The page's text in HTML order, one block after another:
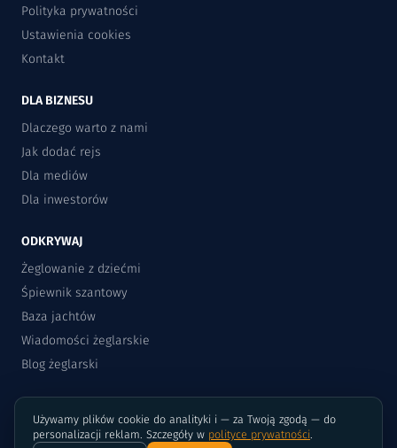
Używamy plików cookie do analityki i — za Twoją zgodą — do
personalizacji reklam. Szczegóły w polityce prywatności.
Polityka prywatności
Ustawienia cookies
Kontakt
DLA BIZNESU
Dlaczego warto z nami
Jak dodać rejs
Dla mediów
Dla inwestorów
ODKRYWAJ
Żeglowanie z dziećmi
Śpiewnik szantowy
Baza jachtów
Wiadomości żeglarskie
Blog żeglarski